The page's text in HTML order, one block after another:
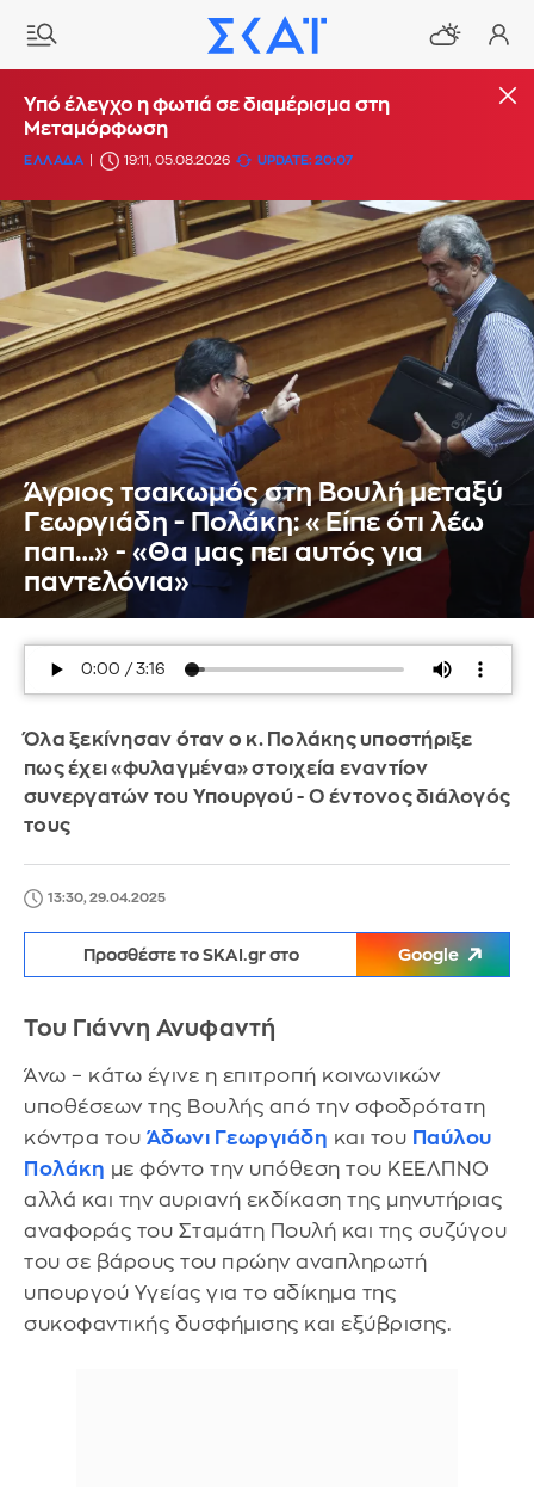
Υπό έλεγχο η φωτιά σε διαμέρισμα στη
Μεταμόρφωση
ΕΛΛΑΔΑ 19:11, 05.08.2026 UPDATE: 20:07
Άγριος τσακωμός στη Βουλή μεταξύ
Γεωργιάδη - Πολάκη: «Είπε ότι λέω
παπ…» - «Θα μας πει αυτός για
παντελόνια»
Όλα ξεκίνησαν όταν ο κ. Πολάκης υποστήριξε
πως έχει «φυλαγμένα» στοιχεία εναντίον
συνεργατών του Υπουργού - Ο έντονος διάλογός
τους
13:30, 29.04.2025
Προσθέστε το SKAI.gr στο Google
Του Γιάννη Ανυφαντή
Άνω – κάτω έγινε η επιτροπή κοινωνικών
υποθέσεων της Βουλής από την σφοδρότατη
κόντρα του Άδωνι Γεωργιάδη και του Παύλου
Πολάκη με φόντο την υπόθεση του ΚΕΕΛΠΝΟ
αλλά και την αυριανή εκδίκαση της μηνυτήριας
αναφοράς του Σταμάτη Πουλή και της συζύγου
του σε βάρους του πρώην αναπληρωτή
υπουργού Υγείας για το αδίκημα της
συκοφαντικής δυσφήμισης και εξύβρισης.